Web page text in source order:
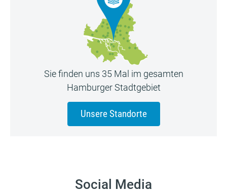
Sie finden uns 35 Mal im gesamten
Hamburger Stadtgebiet
Unsere Standorte
Social Media